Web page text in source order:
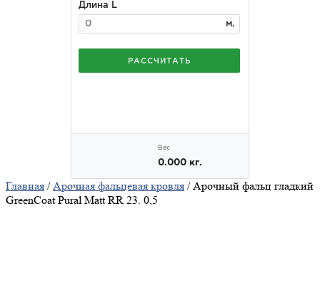
Главная /Арочная фальцевая кровля / Арочный фальц гладкий
GreenCoat Pural Matt RR 23. 0,5